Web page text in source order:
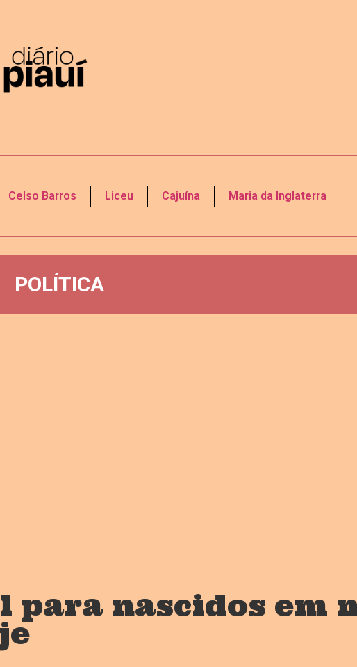
Celso Barros Liceu Cajuína Maria da Inglaterra
POLÍTICA
nascidos em